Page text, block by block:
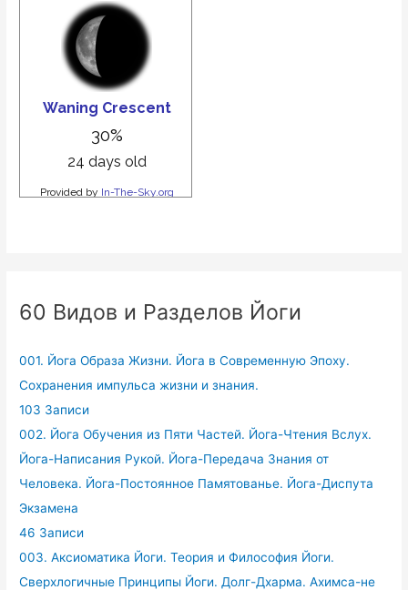
60 Видов и Разделов Йоги
001. Йога Образа Жизни. Йога в Современную Эпоху.
Сохранения импульса жизни и знания.
103 Записи
002. Йога Обучения из Пяти Частей. Йога-Чтения Вслух.
Йога-Написания Рукой. Йога-Передача Знания от
Человека. Йога-Постоянное Памятованье. Йога-Диспута
Экзамена
46 Записи
003. Аксиоматика Йоги. Теория и Философия Йоги.
Сверхлогичные Принципы Йоги. Долг-Дхарма. Ахимса-не